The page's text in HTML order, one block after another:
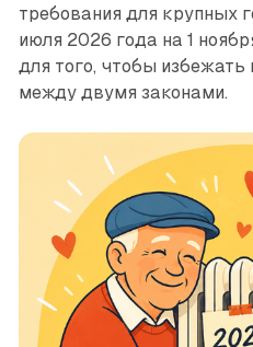
требования для крупных
июля 2026 года на 1
для того, чтобы избежать
между двумя законами.